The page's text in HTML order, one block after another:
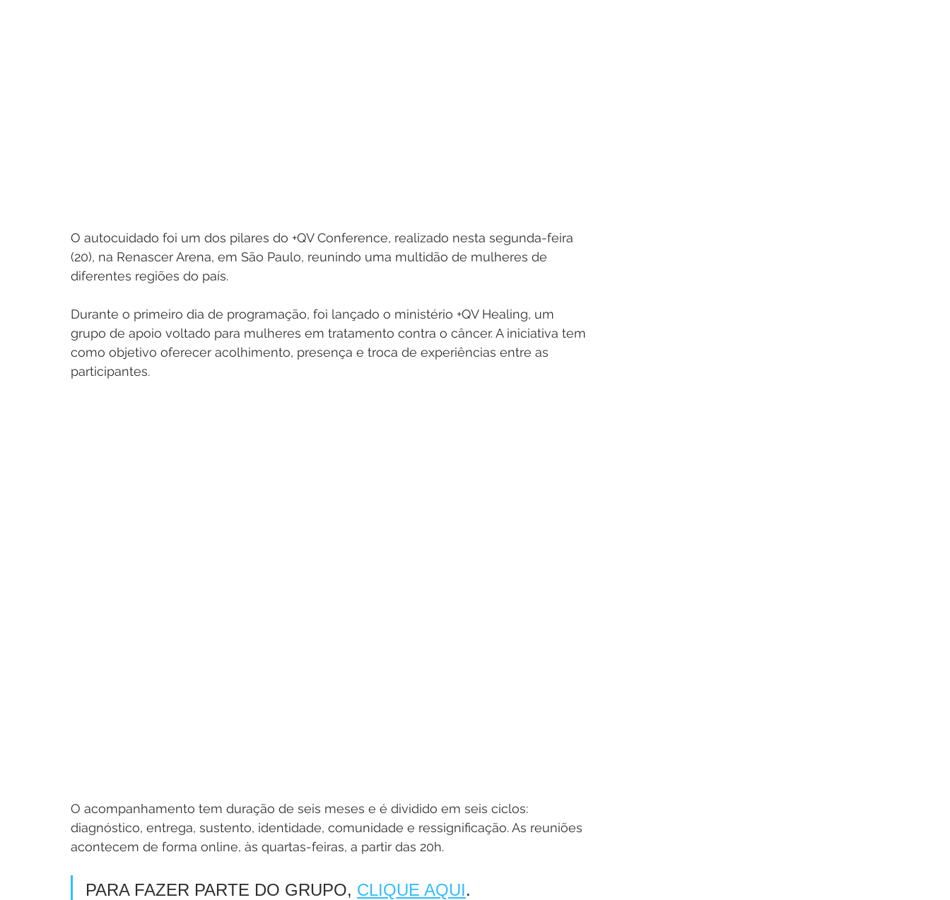
O autocuidado foi um dos pilares do +QV Conference, realizado nesta segunda-feira
(20), na Renascer Arena, em São Paulo, reunindo uma multidão de mulheres de
diferentes regiões do país.
Durante o primeiro dia de programação, foi lançado o ministério +QV Healing, um
grupo de apoio voltado para mulheres em tratamento contra o câncer. A iniciativa tem
como objetivo oferecer acolhimento, presença e troca de experiências entre as
participantes.
O acompanhamento tem duração de seis meses e é dividido em seis ciclos:
diagnóstico, entrega, sustento, identidade, comunidade e ressignificação. As reuniões
acontecem de forma online, às quartas-feiras, a partir das 20h.
PARA FAZER PARTE DO GRUPO, CLIQUE AQUI.